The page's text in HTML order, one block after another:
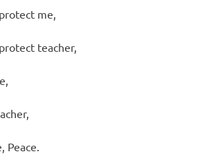
me,
teacher,
Peace.